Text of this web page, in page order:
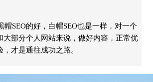
帽SEO的好，白帽SEO也是一样，对一个
大部分个人网站来说，做好内容，正常优
才是通往成功之路。